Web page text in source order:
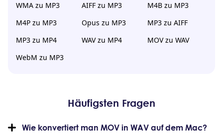
WMA zu MP3
AIFF zu MP3
M4B zu MP3
M4P zu MP3
Opus zu MP3
MP3 zu AIFF
MP3 zu MP4
WAV zu MP4
MOV zu WAV
WebM zu MP3
Häufigsten Fragen
Wie konvertiert man MOV in WAV auf dem Mac?